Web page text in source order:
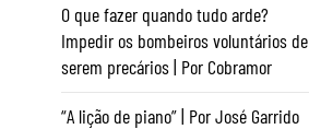
O que fazer quando tudo arde?
Impedir os bombeiros voluntários de
serem precários | Por Cobramor
“A lição de piano” | Por José Garrido